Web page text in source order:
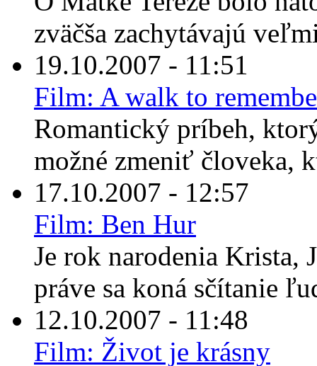
zväčša zachytávajú
19.10.2007 - 11:51
Film: A walk to
Romantický príbeh,
možné zmeniť človeka,
17.10.2007 - 12:57
Film: Ben Hur
Je rok narodenia Krista,
práve sa koná sčítanie
12.10.2007 - 11:48
Film: Život je krásny